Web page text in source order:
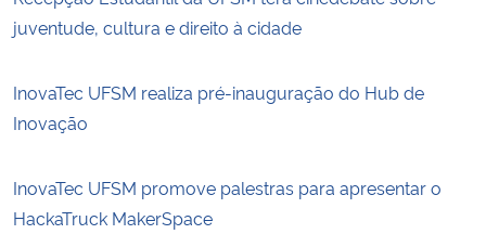
juventude, cultura e direito à cidade
InovaTec UFSM realiza pré-inauguração do Hub de
Inovação
InovaTec UFSM promove palestras para apresentar o
HackaTruck MakerSpace